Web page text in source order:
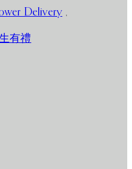
Delivery ,
有禮